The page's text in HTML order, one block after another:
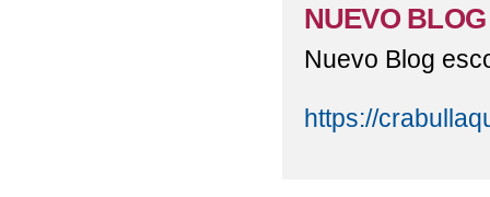
NUEVO
Nuevo Blog
https://